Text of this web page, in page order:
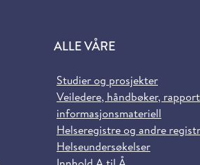
ALLE VÅRE
Studier og prosjekter
Veiledere, håndbøker,
informasjonsmateriell
Helseregistre og andre
Helseundersøkelser